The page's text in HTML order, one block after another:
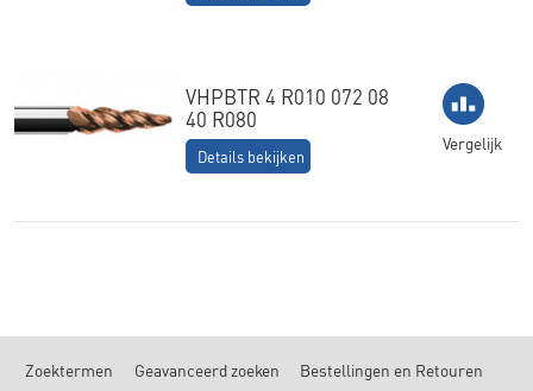
VHPBTR 4 R010 072 08
40 R080
Details bekijken
Vergelijk
Zoektermen Geavanceerd zoeken Bestellingen en Retouren